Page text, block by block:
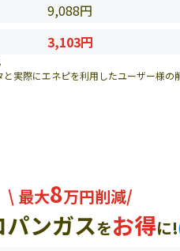
9,088円
3,103円
際にエネピを利用したユーザー様の
\ 最大8万円削減/
ンガスをお得に!